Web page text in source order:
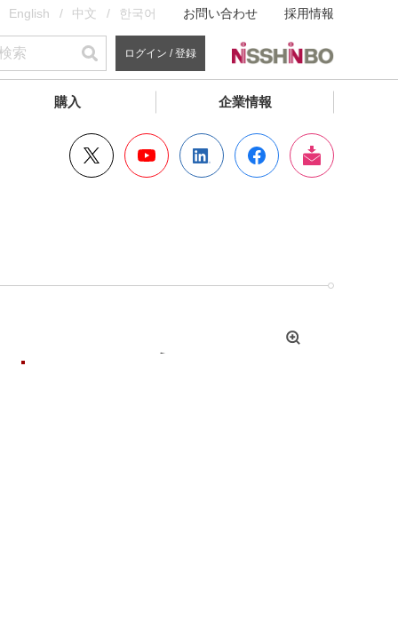
English 中文 한국어 お問い合わせ 採用情報
ログイン / 登録
購入 企業情報
拡